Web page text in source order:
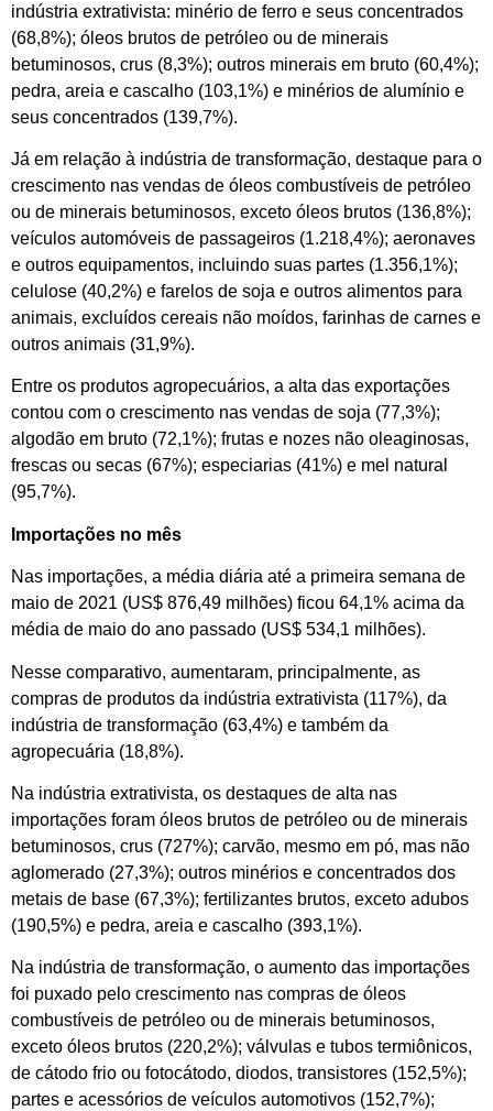
indústria extrativista: minério de ferro e seus concentrados
(68,8%); óleos brutos de petróleo ou de minerais
betuminosos, crus (8,3%); outros minerais em bruto (60,4%);
pedra, areia e cascalho (103,1%) e minérios de alumínio e
seus concentrados (139,7%).
Já em relação à indústria de transformação, destaque para o
crescimento nas vendas de óleos combustíveis de petróleo
ou de minerais betuminosos, exceto óleos brutos (136,8%);
veículos automóveis de passageiros (1.218,4%); aeronaves
e outros equipamentos, incluindo suas partes (1.356,1%);
celulose (40,2%) e farelos de soja e outros alimentos para
animais, excluídos cereais não moídos, farinhas de carnes e
outros animais (31,9%).
Entre os produtos agropecuários, a alta das exportações
contou com o crescimento nas vendas de soja (77,3%);
algodão em bruto (72,1%); frutas e nozes não oleaginosas,
frescas ou secas (67%); especiarias (41%) e mel natural
(95,7%).
Importações no mês
Nas importações, a média diária até a primeira semana de
maio de 2021 (US$ 876,49 milhões) ficou 64,1% acima da
média de maio do ano passado (US$ 534,1 milhões).
Nesse comparativo, aumentaram, principalmente, as
compras de produtos da indústria extrativista (117%), da
indústria de transformação (63,4%) e também da
agropecuária (18,8%).
Na indústria extrativista, os destaques de alta nas
importações foram óleos brutos de petróleo ou de minerais
betuminosos, crus (727%); carvão, mesmo em pó, mas não
aglomerado (27,3%); outros minérios e concentrados dos
metais de base (67,3%); fertilizantes brutos, exceto adubos
(190,5%) e pedra, areia e cascalho (393,1%).
Na indústria de transformação, o aumento das importações
foi puxado pelo crescimento nas compras de óleos
combustíveis de petróleo ou de minerais betuminosos,
exceto óleos brutos (220,2%); válvulas e tubos termiônicos,
de cátodo frio ou fotocátodo, diodos, transistores (152,5%);
partes e acessórios de veículos automotivos (152,7%);